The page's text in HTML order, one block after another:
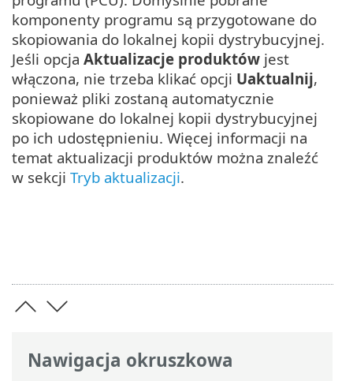
Nawigacja okruszkowa
komponenty programu są przygotowane do
skopiowania do lokalnej kopii dystrybucyjnej.
Jeśli opcja Aktualizacje produktów jest
włączona, nie trzeba klikać opcji Uaktualnij,
ponieważ pliki zostaną automatycznie
skopiowane do lokalnej kopii dystrybucyjnej
po ich udostępnieniu. Więcej informacji na
temat aktualizacji produktów można znaleźć
w sekcji Tryb aktualizacji.